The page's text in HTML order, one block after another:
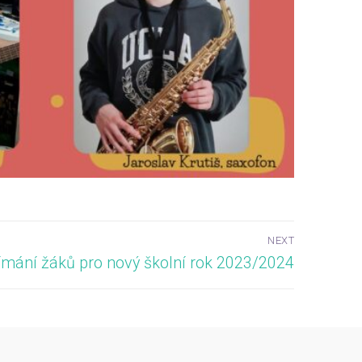
NEXT
žáků pro nový školní rok 2023/2024